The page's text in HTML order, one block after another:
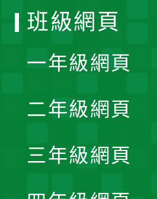
班級網頁
一年級網頁
二年級網頁
三年級網頁